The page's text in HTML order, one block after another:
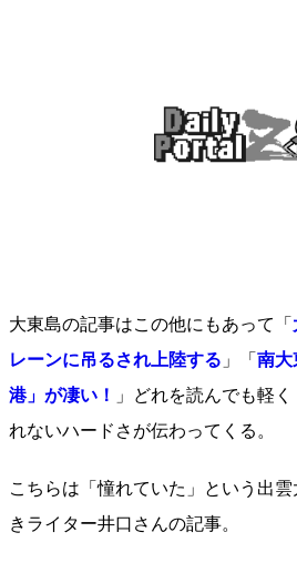
大東島の記事はこの他にもあって「
レーンに吊るされ上陸する 」「 南大
港」が凄い！
」どれを読んでも軽
れないハードさが伝わってくる。
こちらは「憧れていた」という出
きライター井口さんの記事。